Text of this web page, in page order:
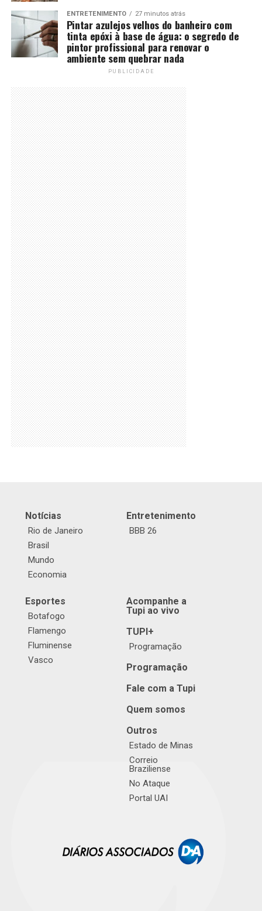
ENTRETENIMENTO 27 minutos atrás
Pintar azulejos velhos do banheiro com
tinta epóxi à base de água: o segredo de
pintor profissional para renovar o
ambiente sem quebrar nada
PUBLICIDADE
Notícias
Rio de Janeiro
Brasil
Mundo
Economia
Entretenimento
BBB 26
Esportes
Botafogo
Flamengo
Fluminense
Vasco
Acompanhe a
Tupi ao vivo
TUPI+
Programação
Programação
Fale com a Tupi
Quem somos
Outros
Estado de Minas
Correio
Braziliense
No Ataque
Portal UAI